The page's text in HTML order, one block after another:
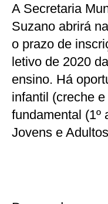
A Secretaria
Suzano abrirá
o prazo de
letivo de 2020
ensino. Há
infantil (creche
fundamental (1º
Jovens e